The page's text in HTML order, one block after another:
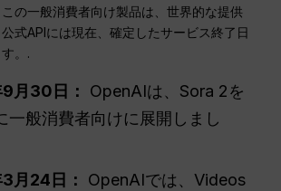
の一般消費者向け製品は、世界的な提供
式APIには現在、確定したサービス終了日
。.
月30日：
OpenAIは、Sora 2を
一般消費者向けに展開しまし
月24日：
OpenAIでは、Videos